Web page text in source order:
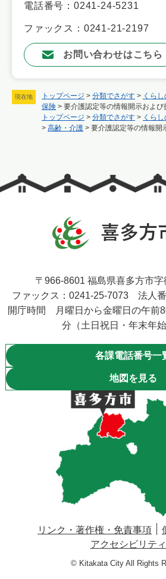
現在地 トップページ > 分類でさがす > くら
保険 > 要介護認定等の情報開示および
トップページ > 分類でさがす > くら
> 高齢・介護 > 要介護認定等の情報開
電話番号：0241-24-5231
ファックス：0241-21-2197
お問い合わせはこちら
〒966-8601 福島県喜多方市
ファックス：0241-25-7073 法人
開庁時間 月曜日から金曜日の午前
分（土日祝日・年末年始
各課電話番号一
地図を見る
リンク・著作権・免責事項
アクセシビリティ
© Kitakata City All Rights